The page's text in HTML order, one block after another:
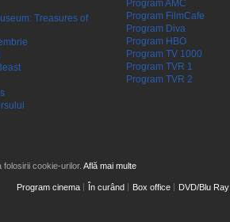
Treasures of
Program AMC
Program FilmCafe
Program Diva
Program HBO
Program TV 1000
Program TVR 1
Program TVR 2
cookie-urilor. Află mai multe
Program cinema În curând Box office DVD/Blu Ray